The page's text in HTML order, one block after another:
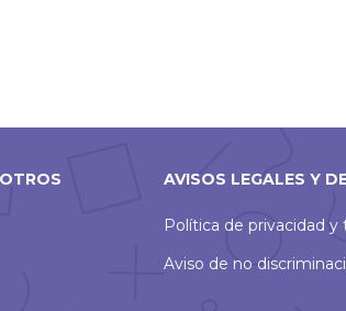
AVISOS LEGALES Y
Política de privacidad
Aviso de no